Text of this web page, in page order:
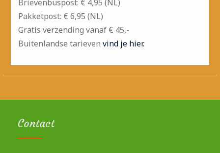
Brievenbuspost: € 4,95 (NL)
Pakketpost: € 6,95 (NL)
Gratis verzending vanaf € 45,-
Buitenlandse tarieven vind je hier.
Contact